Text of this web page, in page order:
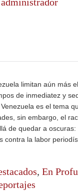
limitan aún más
de inmediatez y
es el tema
sin embargo, el
de quedar a oscuras:
contra la labor
, En